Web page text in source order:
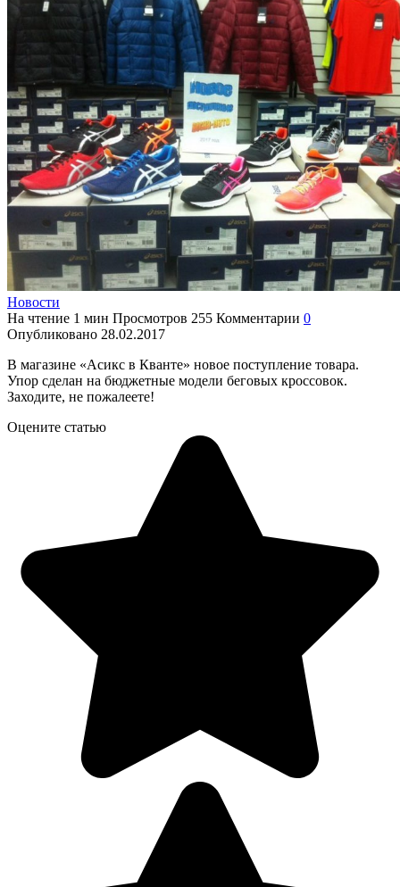
Новости
На чтение 1 мин Просмотров 255 Комментарии 0
Опубликовано 28.02.2017
В магазине «Асикс в Кванте» новое поступление товара.
Упор сделан на бюджетные модели беговых кроссовок.
Заходите, не пожалеете!
Оцените статью